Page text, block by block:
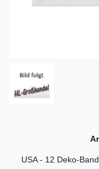
USA - 12 Deko-